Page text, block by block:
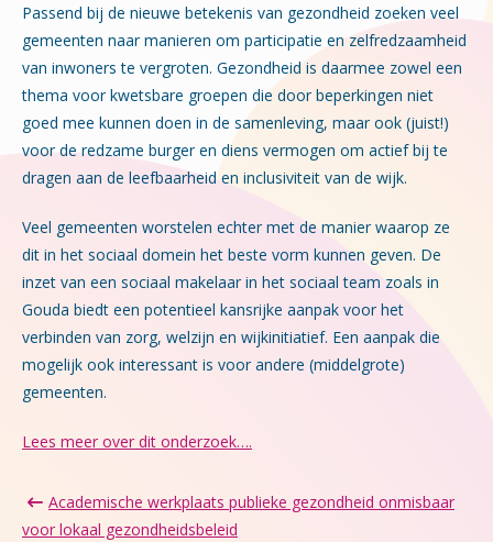
Passend bij de nieuwe betekenis van gezondheid zoeken veel
gemeenten naar manieren om participatie en zelfredzaamheid
van inwoners te vergroten. Gezondheid is daarmee zowel een
thema voor kwetsbare groepen die door beperkingen niet
goed mee kunnen doen in de samenleving, maar ook (juist!)
voor de redzame burger en diens vermogen om actief bij te
dragen aan de leefbaarheid en inclusiviteit van de wijk.
Veel gemeenten worstelen echter met de manier waarop ze
dit in het sociaal domein het beste vorm kunnen geven. De
inzet van een sociaal makelaar in het sociaal team zoals in
Gouda biedt een potentieel kansrijke aanpak voor het
verbinden van zorg, welzijn en wijkinitiatief. Een aanpak die
mogelijk ook interessant is voor andere (middelgrote)
gemeenten.
Lees meer over dit onderzoek….
Academische werkplaats publieke gezondheid onmisbaar
voor lokaal gezondheidsbeleid